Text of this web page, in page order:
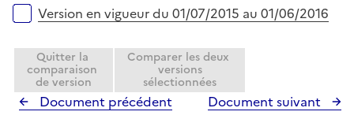
Version en vigueur du 01/07/2015 au 01/06/2016
Quitter la
comparaison
de version
Comparer les deux
versions
sélectionnées
Document précédent Document suivant